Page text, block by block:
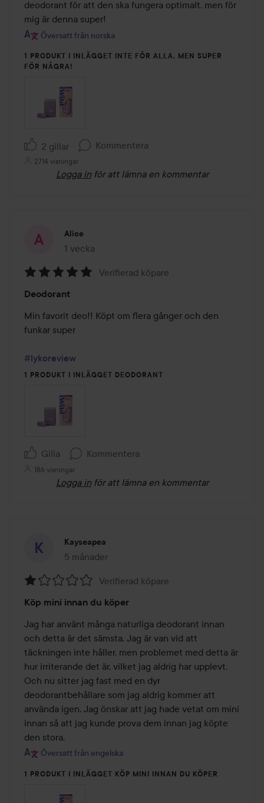
deodorant för att den ska fungera optimalt, men för
mig är denna super!
Översatt från norska
1 PRODUKT I INLÄGGET INTE FÖR ALLA, MEN SUPER
FÖR NÅGRA!
2 gillar Kommentera
2714 visningar
Logga in för att lämna en kommentar
Alice
1 vecka
Inlägget skapades 1 vecka
5
av
5
Verifierad köpare
Deodorant
Min favorit deo!! Köpt om flera gånger och den
funkar super
#lykoreview
1 PRODUKT I INLÄGGET DEODORANT
Gilla Kommentera
186 visningar
Logga in för att lämna en kommentar
Kayseapea
5 månader
Inlägget skapades 5 månader
1
av
5
Verifierad köpare
Köp mini innan du köper
Jag har använt många naturliga deodorant innan
och detta är det sämsta. Jag är van vid att
täckningen inte håller, men problemet med detta är
hur irriterande det är, vilket jag aldrig har upplevt.
Och nu sitter jag fast med en dyr
deodorantbehållare som jag aldrig kommer att
använda igen. Jag önskar att jag hade vetat om mini
innan så att jag kunde prova dem innan jag köpte
den stora.
Översatt från engelska
1 PRODUKT I INLÄGGET KÖP MINI INNAN DU KÖPER